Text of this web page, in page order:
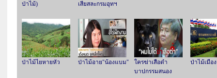
ป่าไม้)
เสียสละกรมอุทฯ
ป่าไม้ไยหายหัว ป่าไม้อาย"น้องแบม"
ใครฆ่าเสือดำ
บาปกรรมสนอง
ป่าไม้เมือ